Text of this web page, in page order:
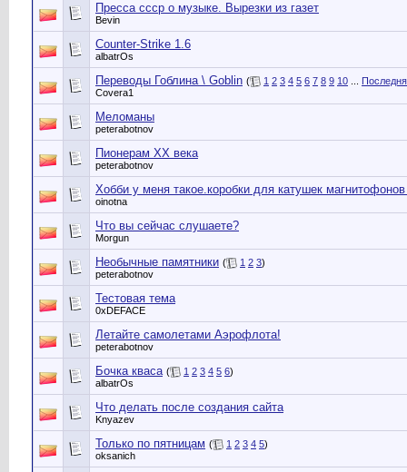
Пресса ссср о музыке. Вырезки из газет
Bevin
Counter-Strike 1.6
albatrOs
Переводы Гоблина \ Goblin ( 1 2 3 4 5 6 7 8 9 10
Covera1
Меломаны
peterabotnov
Пионерам XX века
peterabotnov
Хобби у меня такое.коробки для катушек
oinotna
Что вы сейчас слушаете?
Morgun
Необычные памятники ( 1 2 3)
peterabotnov
Тестовая тема
0xDEFACE
Летайте самолетами Аэрофлота!
peterabotnov
Бочка кваса ( 1 2 3 4 5 6)
albatrOs
Что делать после создания сайта
Knyazev
Только по пятницам ( 1 2 3 4 5)
oksanich